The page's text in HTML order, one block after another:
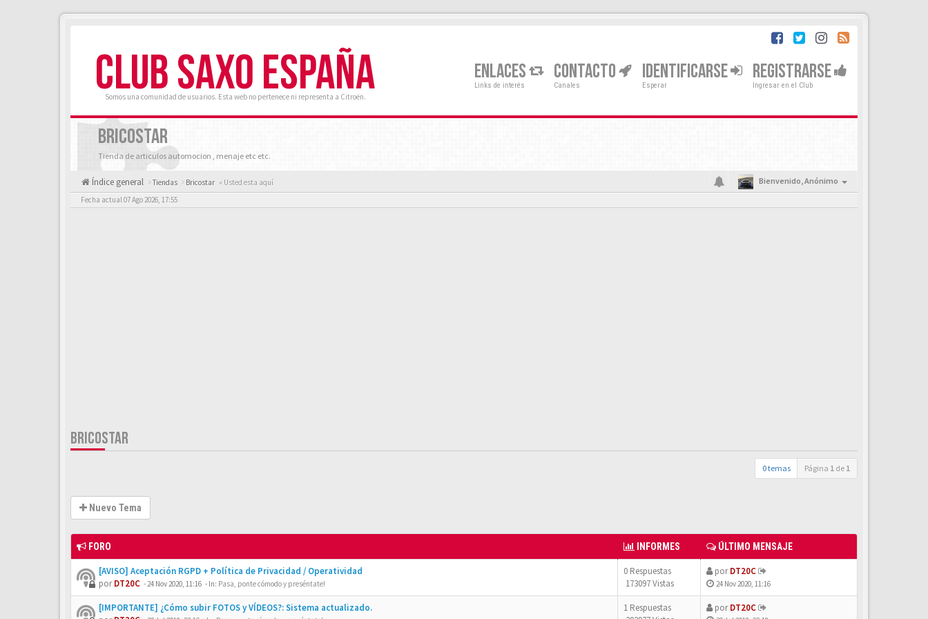
CLUB SAXO ESPAÑA
Somos una comunidad de usuarios. Esta web no pertenece ni representa a Citroën.
ENLACES
Links de interés
CONTACTO
Canales
IDENTIFICARSE
Esperar
REGISTRARSE
Ingresar en el Club
BRICOSTAR
Tienda de articulos automocion , menaje etc etc.
Índice general Tiendas Bricostar « Usted esta aquí Bienvenido,Anónimo
Fecha actual 07 Ago 2026, 17:55
BRICOSTAR
0 temas Página 1 de 1
Nuevo Tema
FORO INFORMES ÚLTIMO MENSAJE
[AVISO] Aceptación RGPD + Política de Privacidad / Operatividad
porDT20C -24 Nov 2020, 11:16 - In: Pasa, ponte cómodo y preséntate!
0 Respuestas
173097 Vistas
porDT20C
24 Nov 2020, 11:16
[IMPORTANTE] ¿Cómo subir FOTOS y VÍDEOS?: Sistema actualizado.
1 Respuestas
porDT20C